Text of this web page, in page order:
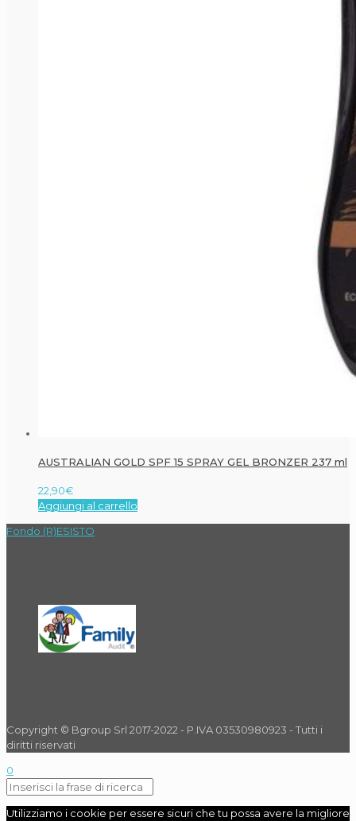
AUSTRALIAN GOLD SPF 15 SPRAY GEL BRONZER 237 ml
22,90€
Aggiungi al carrello
Fondo (R)ESISTO
Copyright © Bgroup Srl 2017-2022 - P.IVA 03530980923 - Tutti i
diritti riservati
0
Utilizziamo i cookie per essere sicuri che tu possa avere la migliore